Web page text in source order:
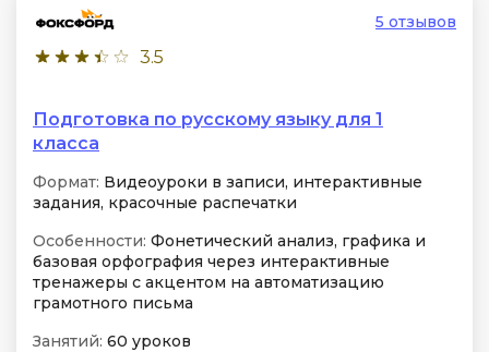
3.5
5 отзывов
Подготовка по русскому языку для 1
класса
Формат: Видеоуроки в записи, интерактивные
задания, красочные распечатки
Особенности: Фонетический анализ, графика и
базовая орфография через интерактивные
тренажеры с акцентом на автоматизацию
грамотного письма
Занятий: 60 уроков